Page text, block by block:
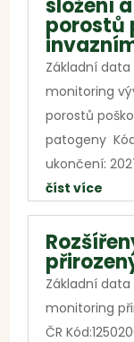
porostů
Základní
monitoring
porostů
patogeny
ukončení:
číst více
Základní
monitoring
ČR